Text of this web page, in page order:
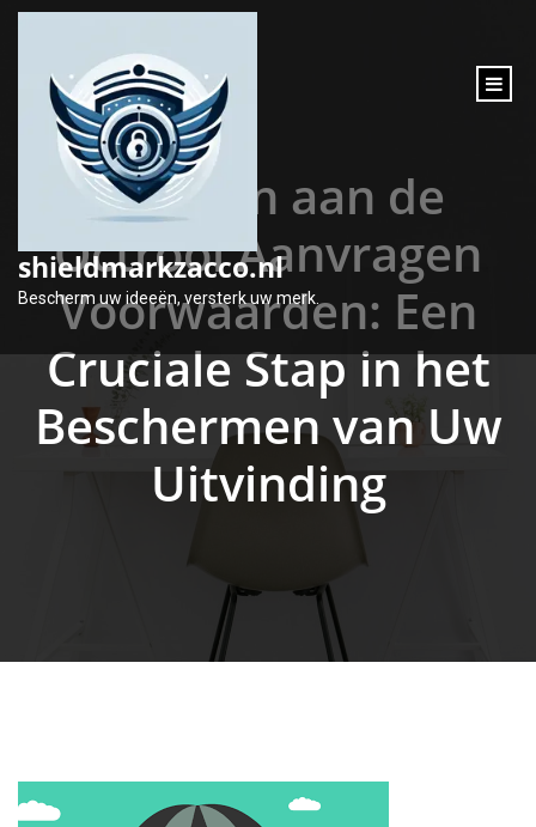
inhoud
shieldmarkzacco.nl
Bescherm uw ideeën, versterk uw merk.
Voldoen aan de
Octrooi Aanvragen
Voorwaarden: Een
Cruciale Stap in het
Beschermen van Uw
Uitvinding